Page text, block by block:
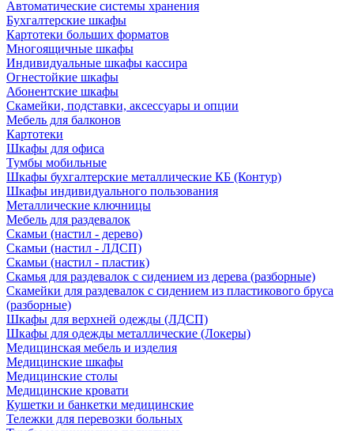
Автоматические системы хранения
Бухгалтерские шкафы
Картотеки больших форматов
Многоящичные шкафы
Индивидуальные шкафы кассира
Огнестойкие шкафы
Абонентские шкафы
Скамейки, подставки, аксессуары и опции
Мебель для балконов
Картотеки
Шкафы для офиса
Тумбы мобильные
Шкафы бухгалтерские металлические КБ (Контур)
Шкафы индивидуального пользования
Металлические ключницы
Мебель для раздевалок
Скамьи (настил - дерево)
Скамьи (настил - ЛДСП)
Скамьи (настил - пластик)
Скамья для раздевалок с сидением из дерева (разборные)
Скамейки для раздевалок с сидением из пластикового бруса
(разборные)
Шкафы для верхней одежды (ЛДСП)
Шкафы для одежды металлические (Локеры)
Медицинская мебель и изделия
Медицинские шкафы
Медицинские столы
Медицинские кровати
Кушетки и банкетки медицинские
Тележки для перевозки больных